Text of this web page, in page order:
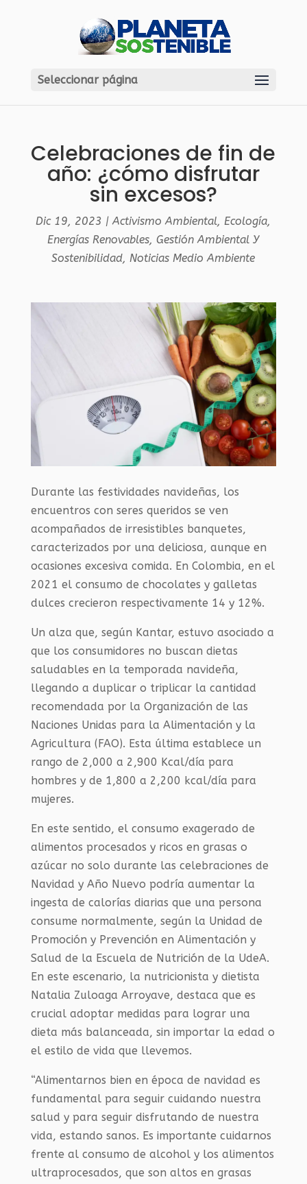
Seleccionar página
Celebraciones de fin de
año: ¿cómo disfrutar
sin excesos?
Dic 19, 2023 |Activismo Ambiental,Ecología,
Energías Renovables,Gestión Ambiental Y
Sostenibilidad,Noticias Medio Ambiente
Durante las festividades navideñas, los
encuentros con seres queridos se ven
acompañados de irresistibles banquetes,
caracterizados por una deliciosa, aunque en
ocasiones excesiva comida. En Colombia, en el
2021 el consumo de chocolates y galletas
dulces crecieron respectivamente 14 y 12%.
Un alza que, según Kantar, estuvo asociado a
que los consumidores no buscan dietas
saludables en la temporada navideña,
llegando a duplicar o triplicar la cantidad
recomendada por la Organización de las
Naciones Unidas para la Alimentación y la
Agricultura (FAO). Esta última establece un
rango de 2,000 a 2,900 Kcal/día para
hombres y de 1,800 a 2,200 kcal/día para
mujeres.
En este sentido, el consumo exagerado de
alimentos procesados y ricos en grasas o
azúcar no solo durante las celebraciones de
Navidad y Año Nuevo podría aumentar la
ingesta de calorías diarias que una persona
consume normalmente, según la Unidad de
Promoción y Prevención en Alimentación y
Salud de la Escuela de Nutrición de la UdeA.
En este escenario, la nutricionista y dietista
Natalia Zuloaga Arroyave, destaca que es
crucial adoptar medidas para lograr una
dieta más balanceada, sin importar la edad o
el estilo de vida que llevemos.
“Alimentarnos bien en época de navidad es
fundamental para seguir cuidando nuestra
salud y para seguir disfrutando de nuestra
vida, estando sanos. Es importante cuidarnos
frente al consumo de alcohol y los alimentos
ultraprocesados, que son altos en grasas